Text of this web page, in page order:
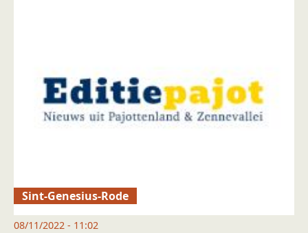
Sint-Genesius-Rode
08/11/2022 - 11:02